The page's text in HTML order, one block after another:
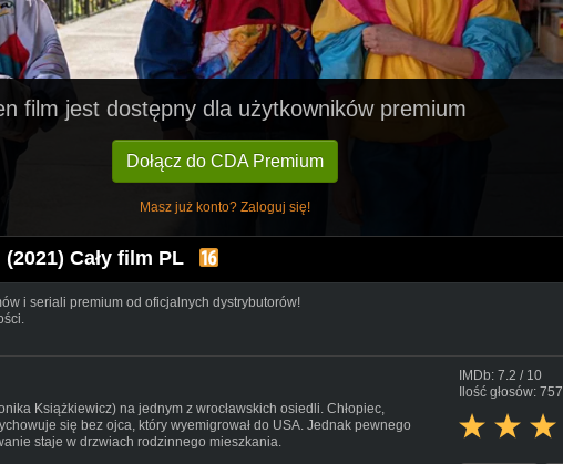
film jest dostępny dla użytkowników premium
Dołącz do CDA Premium
Masz już konto? Zaloguj się!
Cały film PL
i seriali premium od oficjalnych dystrybutorów!
Książkiewicz) na jednym z wrocławskich osiedli. Chłopiec,
się bez ojca, który wyemigrował do USA. Jednak pewnego
staje w drzwiach rodzinnego mieszkania.
IMDb: 7.2 / 10
Ilość głosów: 757